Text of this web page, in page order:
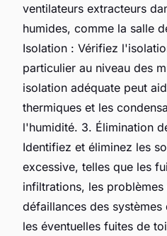
ventilateurs extracteurs
humides, comme la salle
Isolation : Vérifiez
particulier au niveau des
isolation adéquate peut
thermiques et les
l'humidité. 3. Élimination
Identifiez et éliminez les
excessive, telles que les
infiltrations, les
défaillances des systèmes
les éventuelles fuites de